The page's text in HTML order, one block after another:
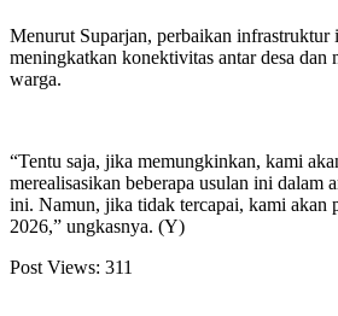
Menurut Suparjan, perbaikan infrastruktur
meningkatkan konektivitas antar desa dan
warga.
“Tentu saja, jika memungkinkan, kami
merealisasikan beberapa usulan ini dalam
ini. Namun, jika tidak tercapai, kami akan
2026,” ungkasnya. (Y)
Post Views: 311